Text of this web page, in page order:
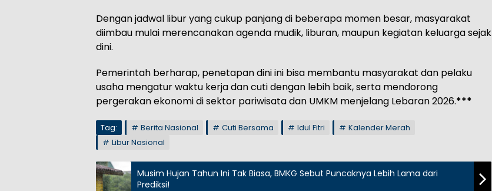
Dengan jadwal libur yang cukup panjang di beberapa momen besar, masyarakat
diimbau mulai merencanakan agenda mudik, liburan, maupun kegiatan keluarga sejak
dini.
Pemerintah berharap, penetapan dini ini bisa membantu masyarakat dan pelaku
usaha mengatur waktu kerja dan cuti dengan lebih baik, serta mendorong
pergerakan ekonomi di sektor pariwisata dan UMKM menjelang Lebaran 2026.***
Tag: Berita Nasional Cuti Bersama Idul Fitri
Kalender Merah
Libur Nasional
Musim Hujan Tahun Ini Tak Biasa, BMKG Sebut Puncaknya Lebih Lama dari
Prediksi!